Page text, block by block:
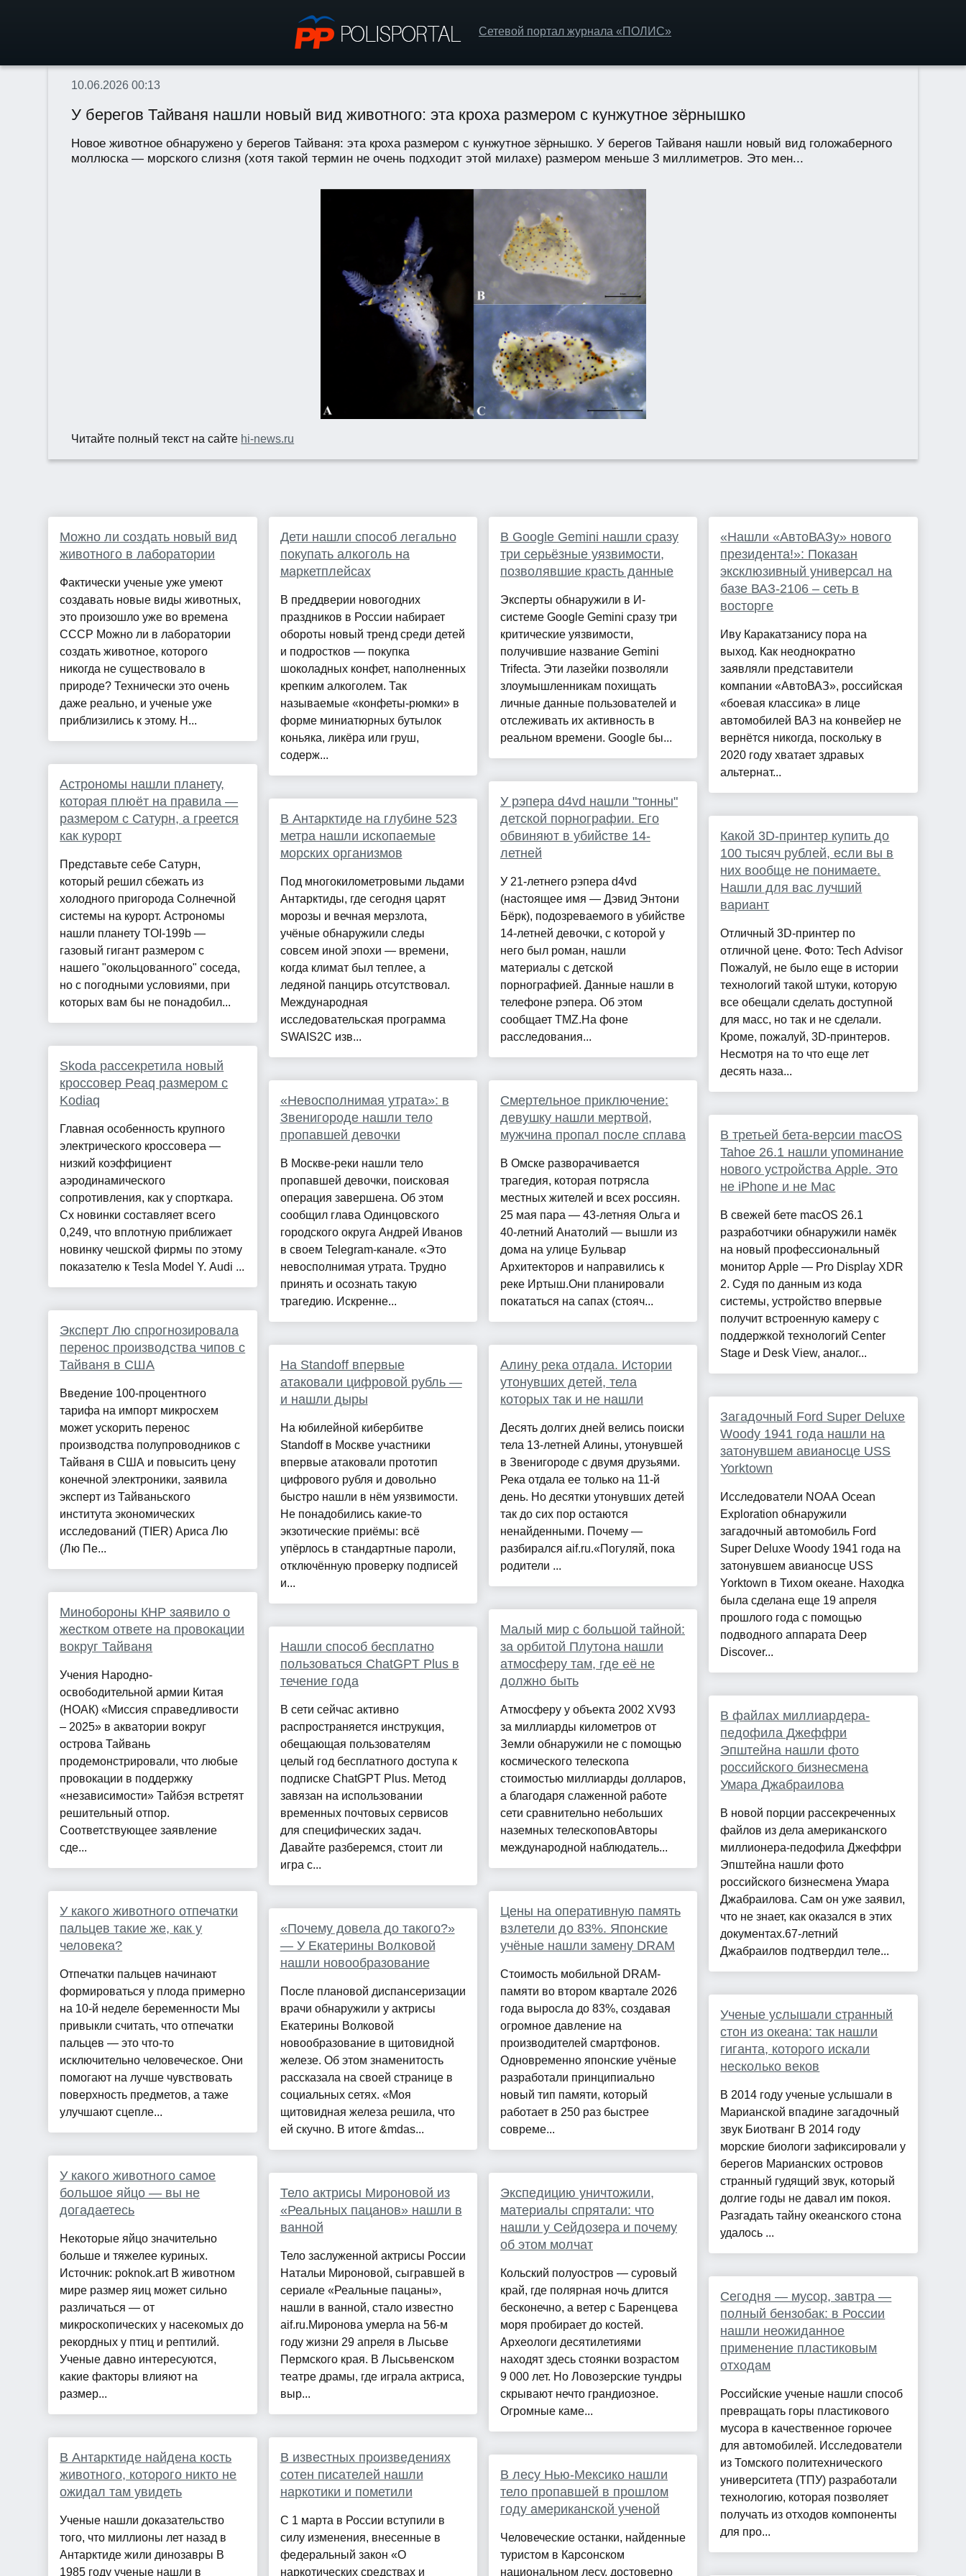
Сетевой портал журнала «ПОЛИС»
10.06.2026 00:13
У берегов Тайваня нашли новый вид животного: эта кроха размером с кунжутное зёрнышко
Новое животное обнаружено у берегов Тайваня: эта кроха размером с кунжутное зёрнышко. У берегов Тайваня нашли новый вид голожаберного
моллюска — морского слизня (хотя такой термин не очень подходит этой милахе) размером меньше 3 миллиметров. Это мен...
Читайте полный текст на сайте hi-news.ru
Можно ли создать новый вид
животного в лаборатории
Фактически ученые уже умеют
создавать новые виды животных,
это произошло уже во времена
СССР Можно ли в лаборатории
создать животное, которого
никогда не существовало в
природе? Технически это очень
даже реально, и ученые уже
приблизились к этому. Н...
Астрономы нашли планету,
которая плюёт на правила —
размером с Сатурн, а греется
как курорт
Представьте себе Сатурн,
который решил сбежать из
холодного пригорода Солнечной
системы на курорт. Астрономы
нашли планету TOI-199b —
газовый гигант размером с
нашего "окольцованного" соседа,
но с погодными условиями, при
которых вам бы не понадобил...
Skoda рассекретила новый
кроссовер Peaq размером с
Kodiaq
Главная особенность крупного
электрического кроссовера —
низкий коэффициент
аэродинамического
сопротивления, как у спорткара.
Cx новинки составляет всего
0,249, что вплотную приближает
новинку чешской фирмы по этому
показателю к Tesla Model Y. Audi ...
Эксперт Лю спрогнозировала
перенос производства чипов с
Тайваня в США
Введение 100-процентного
тарифа на импорт микросхем
может ускорить перенос
производства полупроводников с
Тайваня в США и повысить цену
конечной электроники, заявила
эксперт из Тайваньского
института экономических
исследований (TIER) Ариса Лю
(Лю Пе...
Минобороны КНР заявило о
жестком ответе на провокации
вокруг Тайваня
Учения Народно-
освободительной армии Китая
(НОАК) «Миссия справедливости
– 2025» в акватории вокруг
острова Тайвань
продемонстрировали, что любые
провокации в поддержку
«независимости» Тайбэя встретят
решительный отпор.
Соответствующее заявление
сде...
У какого животного отпечатки
пальцев такие же, как у
человека?
Отпечатки пальцев начинают
формироваться у плода примерно
на 10-й неделе беременности Мы
привыкли считать, что отпечатки
пальцев — это что-то
исключительно человеческое. Они
помогают на лучше чувствовать
поверхность предметов, а таже
улучшают сцепле...
У какого животного самое
большое яйцо — вы не
догадаетесь
Некоторые яйцо значительно
больше и тяжелее куриных.
Источник: poknok.art В животном
мире размер яиц может сильно
различаться — от
микроскопических у насекомых до
рекордных у птиц и рептилий.
Ученые давно интересуются,
какие факторы влияют на
размер...
В Антарктиде найдена кость
животного, которого никто не
ожидал там увидеть
Ученые нашли доказательство
того, что миллионы лет назад в
Антарктиде жили динозавры В
1985 году ученые нашли в
Дети нашли способ легально
покупать алкоголь на
маркетплейсах
В преддверии новогодних
праздников в России набирает
обороты новый тренд среди детей
и подростков — покупка
шоколадных конфет, наполненных
крепким алкоголем. Так
называемые «конфеты-рюмки» в
форме миниатюрных бутылок
коньяка, ликёра или груш,
содерж...
В Антарктиде на глубине 523
метра нашли ископаемые
морских организмов
Под многокилометровыми льдами
Антарктиды, где сегодня царят
морозы и вечная мерзлота,
учёные обнаружили следы
совсем иной эпохи — времени,
когда климат был теплее, а
ледяной панцирь отсутствовал.
Международная
исследовательская программа
SWAIS2C изв...
«Невосполнимая утрата»: в
Звенигороде нашли тело
пропавшей девочки
В Москве-реки нашли тело
пропавшей девочки, поисковая
операция завершена. Об этом
сообщил глава Одинцовского
городского округа Андрей Иванов
в своем Telegram-канале. «Это
невосполнимая утрата. Трудно
принять и осознать такую
трагедию. Искренне...
На Standoff впервые
атаковали цифровой рубль —
и нашли дыры
На юбилейной кибербитве
Standoff в Москве участники
впервые атаковали прототип
цифрового рубля и довольно
быстро нашли в нём уязвимости.
Не понадобились какие-то
экзотические приёмы: всё
упёрлось в стандартные пароли,
отключённую проверку подписей
и...
Нашли способ бесплатно
пользоваться ChatGPT Plus в
течение года
В сети сейчас активно
распространяется инструкция,
обещающая пользователям
целый год бесплатного доступа к
подписке ChatGPT Plus. Метод
завязан на использовании
временных почтовых сервисов
для специфических задач.
Давайте разберемся, стоит ли
игра с...
«Почему довела до такого?»
— У Екатерины Волковой
нашли новообразование
После плановой диспансеризации
врачи обнаружили у актрисы
Екатерины Волковой
новообразование в щитовидной
железе. Об этом знаменитость
рассказала на своей странице в
социальных сетях. «Моя
щитовидная железа решила, что
ей скучно. В итоге &mdas...
Тело актрисы Мироновой из
«Реальных пацанов» нашли в
ванной
Тело заслуженной актрисы России
Натальи Мироновой, сыгравшей в
сериале «Реальные пацаны»,
нашли в ванной, стало известно
aif.ru.Миронова умерла на 56-м
году жизни 29 апреля в Лысьве
Пермского края. В Лысьвенском
театре драмы, где играла актриса,
выр...
В известных произведениях
сотен писателей нашли
наркотики и пометили
С 1 марта в России вступили в
силу изменения, внесенные в
федеральный закон «О
наркотических средствах и
В Google Gemini нашли сразу
три серьёзные уязвимости,
позволявшие красть данные
Эксперты обнаружили в И-
системе Google Gemini сразу три
критические уязвимости,
получившие название Gemini
Trifecta. Эти лазейки позволяли
злоумышленникам похищать
личные данные пользователей и
отслеживать их активность в
реальном времени. Google бы...
У рэпера d4vd нашли "тонны"
детской порнографии. Его
обвиняют в убийстве 14-
летней
У 21-летнего рэпера d4vd
(настоящее имя — Дэвид Энтони
Бёрк), подозреваемого в убийстве
14-летней девочки, с которой у
него был роман, нашли
материалы с детской
порнографией. Данные нашли в
телефоне рэпера. Об этом
сообщает TMZ.На фоне
расследования...
Смертельное приключение:
девушку нашли мертвой,
мужчина пропал после сплава
В Омске разворачивается
трагедия, которая потрясла
местных жителей и всех россиян.
25 мая пара — 43-летняя Ольга и
40-летний Анатолий — вышли из
дома на улице Бульвар
Архитекторов и направились к
реке Иртыш.Они планировали
покататься на сапах (стояч...
Алину река отдала. Истории
утонувших детей, тела
которых так и не нашли
Десять долгих дней велись поиски
тела 13-летней Алины, утонувшей
в Звенигороде с двумя друзьями.
Река отдала ее только на 11-й
день. Но десятки утонувших детей
так до сих пор остаются
ненайденными. Почему —
разбирался aif.ru.«Погуляй, пока
родители ...
Малый мир с большой тайной:
за орбитой Плутона нашли
атмосферу там, где её не
должно быть
Атмосферу у объекта 2002 XV93
за миллиарды километров от
Земли обнаружили не с помощью
космического телескопа
стоимостью миллиарды долларов,
а благодаря слаженной работе
сети сравнительно небольших
наземных телескоповАвторы
международной наблюдатель...
Цены на оперативную память
взлетели до 83%. Японские
учёные нашли замену DRAM
Стоимость мобильной DRAM-
памяти во втором квартале 2026
года выросла до 83%, создавая
огромное давление на
производителей смартфонов.
Одновременно японские учёные
разработали принципиально
новый тип памяти, который
работает в 250 раз быстрее
совреме...
Экспедицию уничтожили,
материалы спрятали: что
нашли у Сейдозера и почему
об этом молчат
Кольский полуостров — суровый
край, где полярная ночь длится
бесконечно, а ветер с Баренцева
моря пробирает до костей.
Археологи десятилетиями
находят здесь стоянки возрастом
9 000 лет. Но Ловозерские тундры
скрывают нечто грандиозное.
Огромные каме...
В лесу Нью-Мексико нашли
тело пропавшей в прошлом
году американской ученой
Человеческие останки, найденные
туристом в Карсонском
национальном лесу, достоверно
«Нашли «АвтоВАЗу» нового
президента!»: Показан
эксклюзивный универсал на
базе ВАЗ-2106 – сеть в
восторге
Иву Каракатзанису пора на
выход. Как неоднократно
заявляли представители
компании «АвтоВАЗ», российская
«боевая классика» в лице
автомобилей ВАЗ на конвейер не
вернётся никогда, поскольку в
2020 году хватает здравых
альтернат...
Какой 3D-принтер купить до
100 тысяч рублей, если вы в
них вообще не понимаете.
Нашли для вас лучший
вариант
Отличный 3D-принтер по
отличной цене. Фото: Tech Advisor
Пожалуй, не было еще в истории
технологий такой штуки, которую
все обещали сделать доступной
для масс, но так и не сделали.
Кроме, пожалуй, 3D-принтеров.
Несмотря на то что еще лет
десять наза...
В третьей бета-версии macOS
Tahoe 26.1 нашли упоминание
нового устройства Apple. Это
не iPhone и не Mac
В свежей бете macOS 26.1
разработчики обнаружили намёк
на новый профессиональный
монитор Apple — Pro Display XDR
2. Судя по данным из кода
системы, устройство впервые
получит встроенную камеру с
поддержкой технологий Center
Stage и Desk View, аналог...
Загадочный Ford Super Deluxe
Woody 1941 года нашли на
затонувшем авианосце USS
Yorktown
Исследователи NOAA Ocean
Exploration обнаружили
загадочный автомобиль Ford
Super Deluxe Woody 1941 года на
затонувшем авианосце USS
Yorktown в Тихом океане. Находка
была сделана еще 19 апреля
прошлого года с помощью
подводного аппарата Deep
Discover...
В файлах миллиардера-
педофила Джеффри
Эпштейна нашли фото
российского бизнесмена
Умара Джабраилова
В новой порции рассекреченных
файлов из дела американского
миллионера-педофила Джеффри
Эпштейна нашли фото
российского бизнесмена Умара
Джабраилова. Сам он уже заявил,
что не знает, как оказался в этих
документах.67-летний
Джабраилов подтвердил теле...
Ученые услышали странный
стон из океана: так нашли
гиганта, которого искали
несколько веков
В 2014 году ученые услышали в
Марианской впадине загадочный
звук Биотванг В 2014 году
морские биологи зафиксировали у
берегов Марианских островов
странный гудящий звук, который
долгие годы не давал им покоя.
Разгадать тайну океанского стона
удалось ...
Сегодня — мусор, завтра —
полный бензобак: в России
нашли неожиданное
применение пластиковым
отходам
Российские ученые нашли способ
превращать горы пластикового
мусора в качественное горючее
для автомобилей. Исследователи
из Томского политехнического
университета (ТПУ) разработали
технологию, которая позволяет
получать из отходов компоненты
для про...